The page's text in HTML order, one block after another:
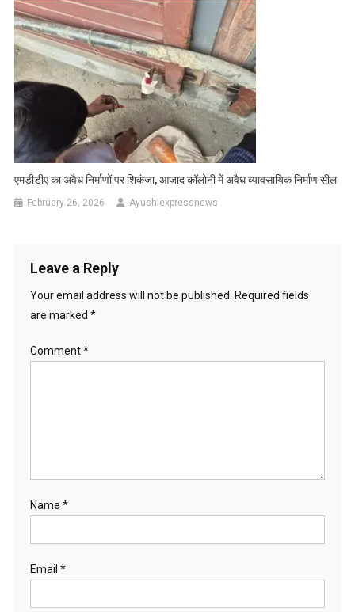
एमडीडीए का अवैध निर्माणों पर शिकंजा, आजाद कॉलोनी में अवैध व्यावसायिक निर्माण सील
February 26, 2026 Ayushiexpressnews
Leave a Reply
Your email address will not be published. Required fields
are marked *
Comment*
Name *
Email *